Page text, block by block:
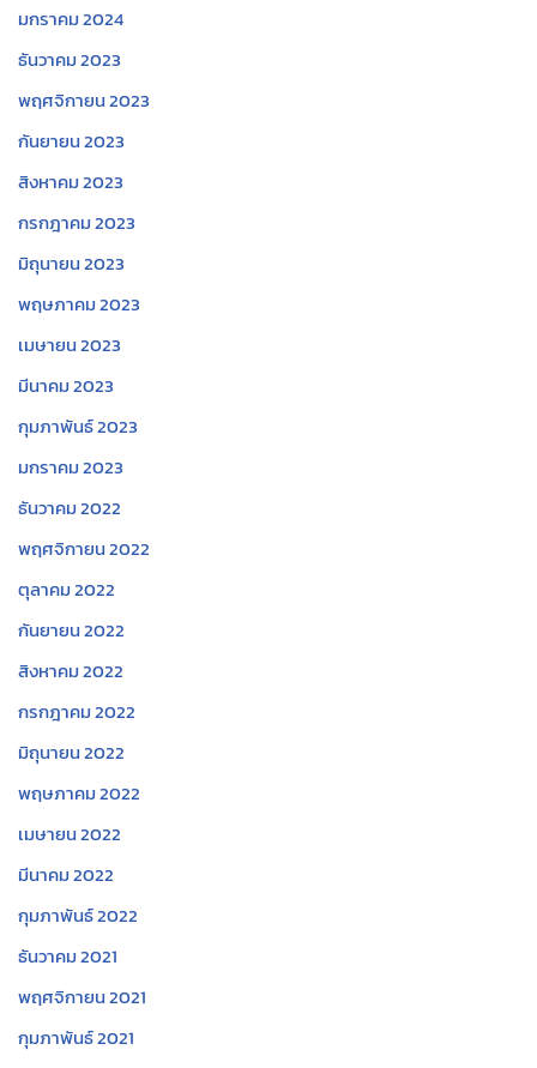
มกราคม 2024
ธันวาคม 2023
พฤศจิกายน 2023
กันยายน 2023
สิงหาคม 2023
กรกฎาคม 2023
มิถุนายน 2023
พฤษภาคม 2023
เมษายน 2023
มีนาคม 2023
กุมภาพันธ์ 2023
มกราคม 2023
ธันวาคม 2022
พฤศจิกายน 2022
ตุลาคม 2022
กันยายน 2022
สิงหาคม 2022
กรกฎาคม 2022
มิถุนายน 2022
พฤษภาคม 2022
เมษายน 2022
มีนาคม 2022
กุมภาพันธ์ 2022
ธันวาคม 2021
พฤศจิกายน 2021
กุมภาพันธ์ 2021